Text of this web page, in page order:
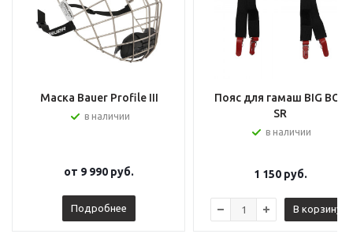
Маска Bauer Profile III
в наличии
от 9 990 руб.
Подробнее
Пояс для гамаш BIG BOY
SR
в наличии
1 150руб.
В корзину